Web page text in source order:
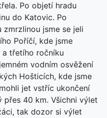
Po objetí hradu
do Katovic. Po
zmrzlinou jsme se jeli
Poříčí, kde jsme
a třetího ročníku
vodním osvěžení
Hošticích, kde jsme
jet vstříc ukončení
40 km. Všichni výlet
tak dozor si výlet